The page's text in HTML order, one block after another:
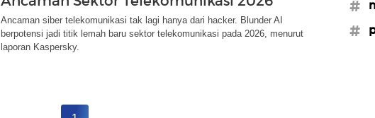
Ancaman siber telekomunikasi tak lagi hanya dari hacker. Blunder AI
berpotensi jadi titik lemah baru sektor telekomunikasi pada 2026, menurut
laporan Kaspersky.